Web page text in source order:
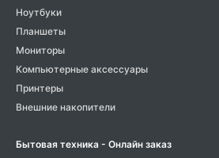
Ноутбуки
Планшеты
Мониторы
Компьютерные аксессуары
Принтеры
Внешние накопители
Бытовая техника - Онлайн заказ